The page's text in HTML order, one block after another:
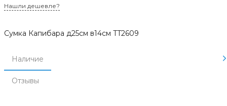
Нашли дешевле?
Сумка Капибара д25см в14см TT2609
Наличие
Отзывы